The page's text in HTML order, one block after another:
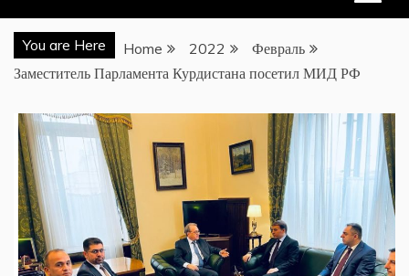
You are Here Home 2022
Февраль
Заместитель Парламента Курдистана посетил МИД РФ